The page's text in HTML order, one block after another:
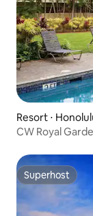
Resort ⋅
CW Royal
Superhost
Superhost